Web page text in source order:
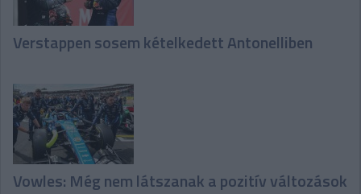
Verstappen sosem kételkedett Antonelliben
Vowles: Még nem látszanak a pozitív változások